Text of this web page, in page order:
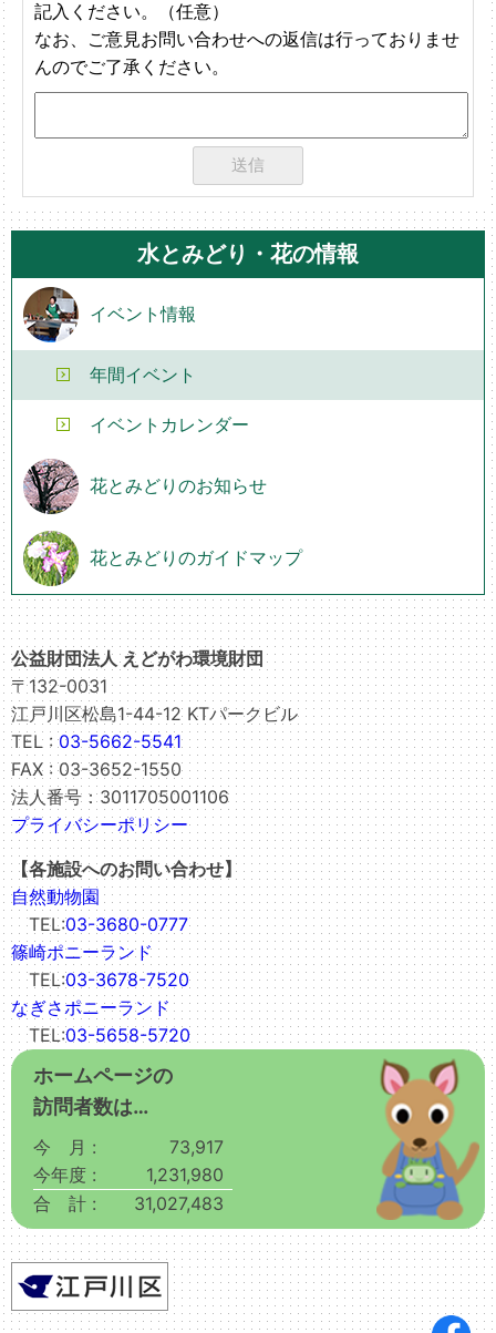
記入ください。（任意）
なお、ご意見お問い合わせへの返信は行っておりませ
んのでご了承ください。
水とみどり・花の情報
イベント情報
年間イベント
イベントカレンダー
花とみどりのお知らせ
花とみどりのガイドマップ
公益財団法人 えどがわ環境財団
〒132-0031
江戸川区松島1-44-12 KTパークビル
TEL :03-5662-5541
FAX : 03-3652-1550
法人番号：3011705001106
プライバシーポリシー
【各施設へのお問い合わせ】
自然動物園
TEL:03-3680-0777
篠崎ポニーランド
TEL:03-3678-7520
なぎさポニーランド
TEL:03-5658-5720
ホームページの
訪問者数は…
今 月 :
73,917
今年度 :
1,231,980
合 計 :
31,027,483